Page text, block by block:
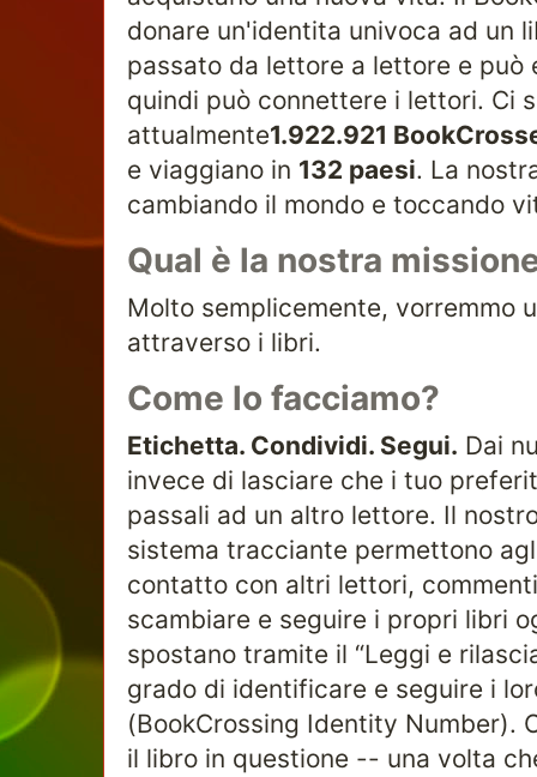
donare un'identita univoca ad un
passato da lettore a lettore e può
quindi può connettere i lettori. Ci
attualmente1.922.921
e viaggiano in 132 paesi. La
cambiando il mondo e toccando
Qual è la nostra
Molto semplicemente, vorremmo
attraverso i libri.
Come lo facciamo?
Etichetta. Condividi. Segui. Dai
invece di lasciare che i tuo
passali ad un altro lettore. Il
sistema tracciante permettono
contatto con altri lettori,
scambiare e seguire i propri libri
spostano tramite il “Leggi e
grado di identificare e seguire i
(BookCrossing Identity Number).
il libro in questione -- una volta